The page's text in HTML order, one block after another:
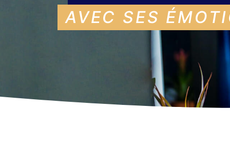
AVEC SES